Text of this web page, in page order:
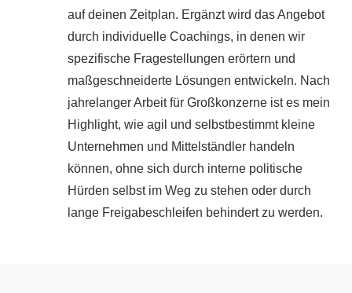
auf deinen Zeitplan. Ergänzt wird das Angebot
durch individuelle Coachings, in denen wir
spezifische Fragestellungen erörtern und
maßgeschneiderte Lösungen entwickeln. Nach
jahrelanger Arbeit für Großkonzerne ist es mein
Highlight, wie agil und selbstbestimmt kleine
Unternehmen und Mittelständler handeln
können, ohne sich durch interne politische
Hürden selbst im Weg zu stehen oder durch
lange Freigabeschleifen behindert zu werden.